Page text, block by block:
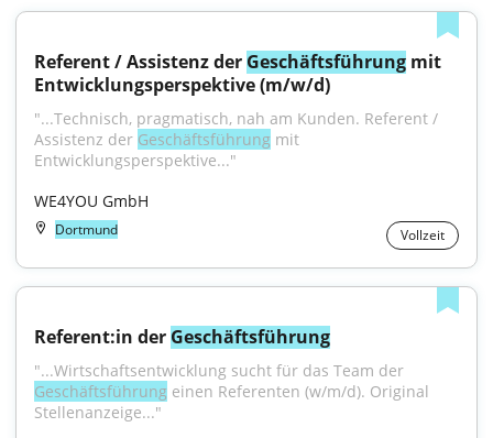
Referent / Assistenz der Geschäftsführung mit
Entwicklungsperspektive (m/w/d)
"...Technisch, pragmatisch, nah am Kunden. Referent /
Assistenz der Geschäftsführung mit
Entwicklungsperspektive..."
WE4YOU GmbH
Dortmund Vollzeit
Referent:in der Geschäftsführung
Geschäftsführung einen Referenten (w/m/d). Original
Stellenanzeige..."